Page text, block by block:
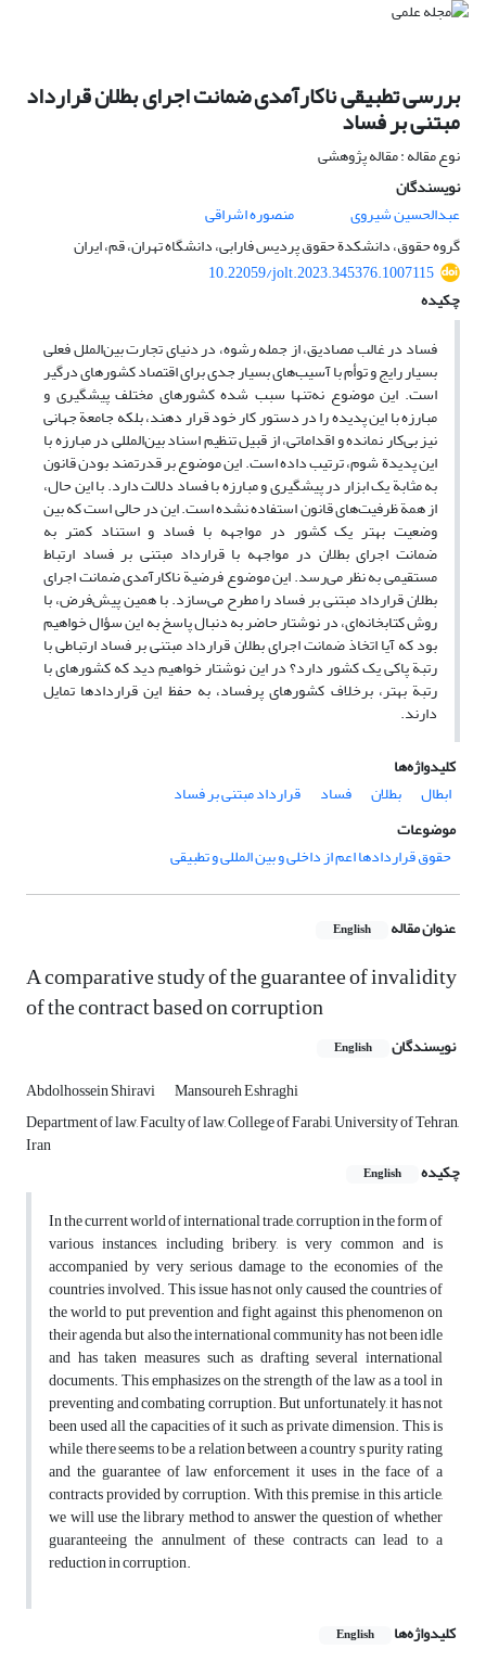
بررسی تطبیقی ناکارآمدی ضمانت اجرای بطلان قرارداد
مبتنی بر فساد
نوع مقاله : مقاله پژوهشی
نویسندگان
عبدالحسین شیروی
منصوره اشراقی
گروه حقوق، دانشکدة حقوق پردیس فارابی، دانشگاه تهران، قم، ایران
10.22059/jolt.2023.345376.1007115
چکیده
فساد در غالب مصادیق، از جمله رشوه، در دنیای تجارت بین‌الملل فعلی
بسیار رایج و توأم با آسیب‌های بسیار جدی برای اقتصاد کشورهای درگیر
است. این موضوع نه‌تنها سبب شده کشورهای مختلف پیشگیری و
مبارزه با این پدیده را در دستور کار خود قرار دهند، بلکه جامعة جهانی
نیز بی‌کار نمانده و اقداماتی، از قبیل تنظیم اسناد بین‌المللی در مبارزه با
این پدیدة شوم، ترتیب داده است. این موضوع بر قدرتمند بودن قانون
به مثابة یک ابزار در پیشگیری و مبارزه با فساد دلالت دارد. با این حال،
از همة ظرفیت‌های قانون استفاده نشده است. این در حالی است که بین
وضعیت بهتر یک کشور در مواجهه با فساد و استناد کمتر به
ضمانت ‌اجرای بطلان در مواجهه با قرارداد مبتنی بر فساد ارتباط
مستقیمی به نظر می‌رسد. این موضوع فرضیة ناکارآمدی ضمانت اجرای
بطلان قرارداد مبتنی بر فساد را مطرح می‌سازد. با همین پیش‌فرض، با
روش کتابخانه‌ای، در نوشتار حاضر به دنبال پاسخ به این سؤال خواهیم
بود که آیا اتخاذ ضمانت اجرای بطلان قرارداد مبتنی بر فساد ارتباطی با
رتبة پاکی یک کشور دارد؟ در این نوشتار خواهیم دید که کشورهای با
رتبة بهتر، برخلاف کشورهای پرفساد، به حفظ این قراردادها تمایل
دارند.
کلیدواژه‌ها
ابطال
بطلان فساد
قرارداد مبتنی بر فساد
موضوعات
حقوق قراردادها اعم از داخلی و بین المللی و تطبیقی
عنوان مقاله English
A comparative study of the guarantee of invalidity
of the contract based on corruption
نویسندگان English
Abdolhossein Shiravi
Mansoureh Eshraghi
Department of law, Faculty of law, College of Farabi, University of Tehran,
Iran
چکیده
English
In the current world of international trade, corruption in the form of
various instances, including bribery, is very common and is
accompanied by very serious damage to the economies of the
countries involved. This issue has not only caused the countries of
the world to put prevention and fight against this phenomenon on
their agenda, but also the international community has not been idle
and has taken measures such as drafting several international
documents. This emphasizes on the strength of the law as a tool in
preventing and combating corruption. But unfortunately, it has not
been used all the capacities of it such as private dimension. This is
while there seems to be a relation between a country s purity rating
and the guarantee of law enforcement it uses in the face of a
contracts provided by corruption. With this premise, in this article,
we will use the library method to answer the question of whether
guaranteeing the annulment of these contracts can lead to a
reduction in corruption.
کلیدواژه‌ها English